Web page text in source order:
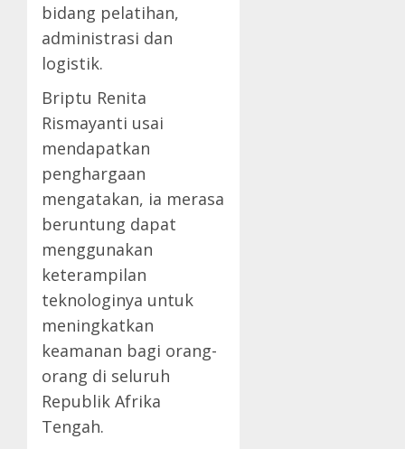
bidang pelatihan,
administrasi dan
logistik.
Briptu Renita
Rismayanti usai
mendapatkan
penghargaan
mengatakan, ia merasa
beruntung dapat
menggunakan
keterampilan
teknologinya untuk
meningkatkan
keamanan bagi orang-
orang di seluruh
Republik Afrika
Tengah.